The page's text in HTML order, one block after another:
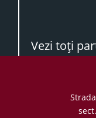
Vezi toţi